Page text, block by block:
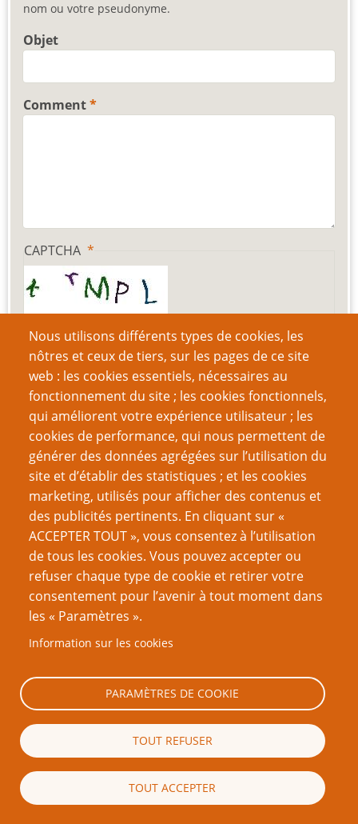
nom ou votre pseudonyme.
Objet
Comment
CAPTCHA
Quel code est dissimulé dans l'image ?
Saisir les caractères affichés dans l'image.
Cette question nous permet de vérifier que vous n'êtes
pas une robot.
Nous utilisons différents types de cookies, les
nôtres et ceux de tiers, sur les pages de ce site
web : les cookies essentiels, nécessaires au
fonctionnement du site ; les cookies fonctionnels,
qui améliorent votre expérience utilisateur ; les
cookies de performance, qui nous permettent de
générer des données agrégées sur l’utilisation du
site et d’établir des statistiques ; et les cookies
marketing, utilisés pour afficher des contenus et
des publicités pertinents. En cliquant sur «
ACCEPTER TOUT », vous consentez à l’utilisation
de tous les cookies. Vous pouvez accepter ou
refuser chaque type de cookie et retirer votre
consentement pour l’avenir à tout moment dans
les « Paramètres ».
Information sur les cookies
PARAMÈTRES DE COOKIE
TOUT REFUSER
TOUT ACCEPTER
Mention légale importante
Nous vous encourageons à faire un lien vers cette page plutôt que
longueur raisonnable d’une citation (c’est-à-dire, en règle générale,
reproduisez une grande partie ou la totalité du texte de cette page
sans l’autorisation écrite de PTGPTB.fr, et que vous diffusez ladite
copie publiquement (sites Web, blogs, forums, imprimés, etc.),
vous reconnaissez que vous commettez délibérément une
violation des lois sur le droit d’auteur, c’est-à-dire un acte illégal
passible de poursuites judiciaires.